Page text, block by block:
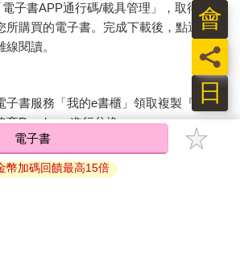
子書APP通行碼/載具管理」，取得通行
所購買的電子書。完成下載後，點選任一
閱讀。
書服務「我的e書櫃」領取複製『兌換
商Readmoo進行兌換。
金石堂所購買的電子書僅能以金石堂專屬
電子書
幣加碼回饋最高15倍
日
員
會